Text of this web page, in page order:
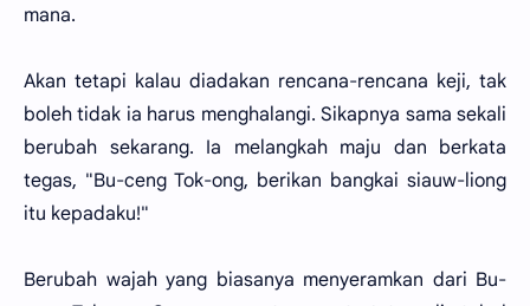
mana.
Akan tetapi kalau diadakan rencana-rencana keji, tak
boleh tidak ia harus menghalangi. Sikapnya sama sekali
berubah sekarang. Ia melangkah maju dan berkata
tegas, "Bu-ceng Tok-ong, berikan bangkai siauw-liong
itu kepadaku!"
Berubah wajah yang biasanya menyeramkan dari Bu-